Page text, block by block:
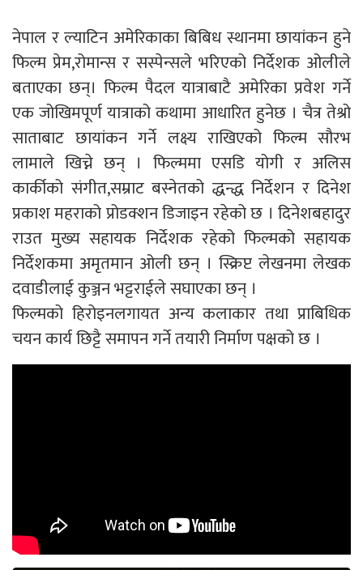
नेपाल र ल्याटिन अमेरिकाका बिबिध स्थानमा छायांकन हुने
फिल्म प्रेम,रोमान्स र सस्पेन्सले भरिएको निर्देशक ओलीले
बताएका छन्। फिल्म पैदल यात्राबाटै अमेरिका प्रवेश गर्ने
एक जोखिमपूर्ण यात्राको कथामा आधारित हुनेछ । चैत्र तेश्रो
साताबाट छायांकन गर्ने लक्ष्य राखिएको फिल्म सौरभ
लामाले खिच्ने छन् । फिल्ममा एसडि योगी र अलिस
कार्कीको संगीत,सम्राट बस्नेतको द्धन्द्ध निर्देशन र दिनेश
प्रकाश महराको प्रोडक्शन डिजाइन रहेको छ । दिनेशबहादुर
राउत मुख्य सहायक निर्देशक रहेको फिल्मको सहायक
निर्देशकमा अमृतमान ओली छन् । स्क्रिप्ट लेखनमा लेखक
दवाडीलाई कुञ्जन भट्टराईले सघाएका छन् ।
फिल्मको हिरोइनलगायत अन्य कलाकार तथा प्राबिधिक
चयन कार्य छिट्टै समापन गर्ने तयारी निर्माण पक्षको छ ।